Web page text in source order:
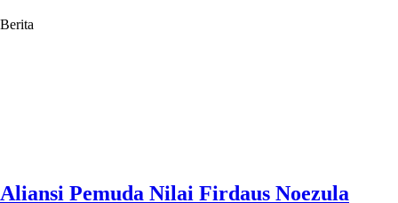
Berita
Aliansi Pemuda Nilai Firdaus Noezula